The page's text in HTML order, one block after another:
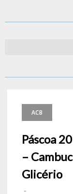
ACB
Páscoa
–
Glicério
-